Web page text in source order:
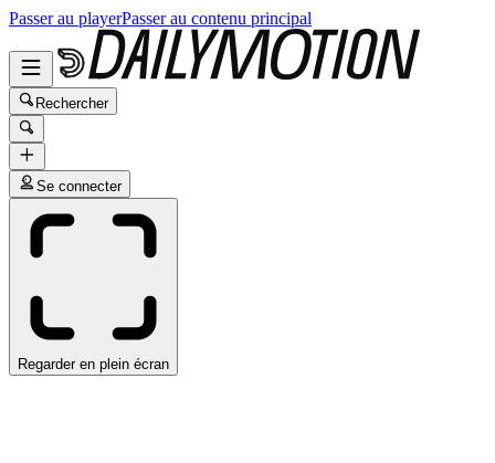
Passer au playerPasser au contenu principal
Rechercher
Se connecter
Regarder en plein écran